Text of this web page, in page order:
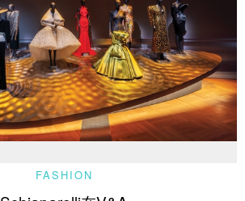
FASHION